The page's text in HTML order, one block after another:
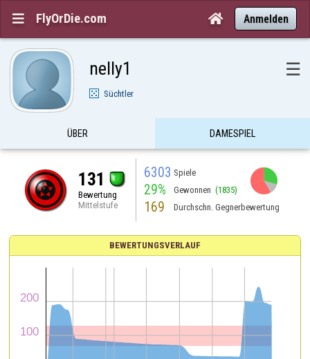
 FlyOrDie.com  Anmelden
nelly1 ☰
Süchtler
ÜBER DAMESPIEL
131
Bewertung
Mittelstufe
6303 Spiele
29% Gewonnen (1835)
169 Durchschn. Gegnerbewertung
BEWERTUNGSVERLAUF